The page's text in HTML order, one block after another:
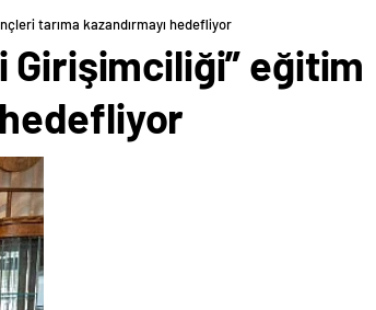
tarıma kazandırmayı hedefliyor
Girişimciliği” eğitim